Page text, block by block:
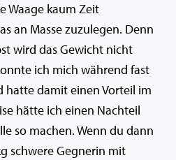
Waage kaum Zeit
an Masse zuzulegen. Denn
wird das Gewicht nicht
ich mich während fast
hatte damit einen Vorteil im
hätte ich einen Nachteil
so machen. Wenn du dann
schwere Gegnerin mit